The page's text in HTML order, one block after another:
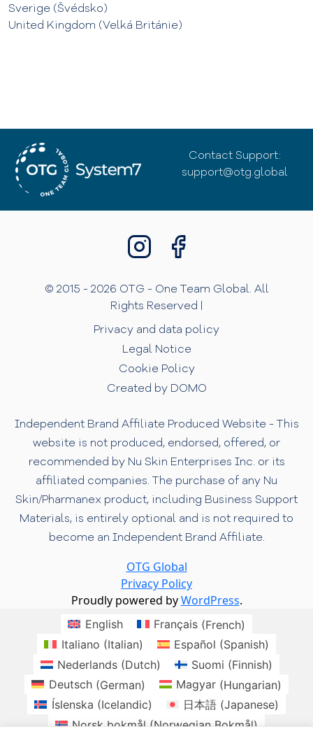
Sverige (Švédsko)
United Kingdom (Velká Británie)
Contact Support:
support@otg.global
© 2015 - 2026 OTG - One Team Global. All
Rights Reserved |
Privacy and data policy
Legal Notice
Cookie Policy
Created by DOMO
Independent Brand Affiliate Produced Website - This
website is not produced, endorsed, offered, or
recommended by Nu Skin Enterprises Inc. or its
affiliated companies. The purchase of any Nu
Skin/Pharmanex product, including Business Support
Materials, is entirely optional and is not required to
become an Independent Brand Affiliate.
OTG Global
Privacy Policy
Proudly powered byWordPress.
English Français(French)
Italiano (Italian) Español (Spanish)
Nederlands (Dutch) Suomi (Finnish)
Deutsch(German) Magyar(Hungarian)
Íslenska (Icelandic) 日本語(Japanese)
Norsk bokmål(Norwegian Bokmål)